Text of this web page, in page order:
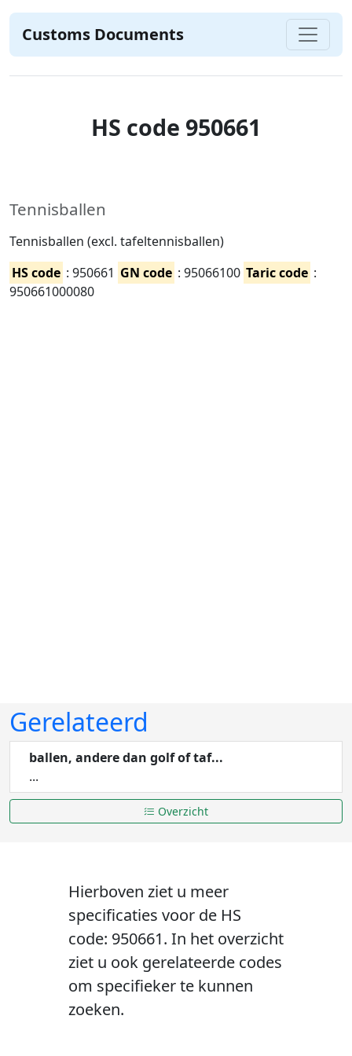
Customs Documents
HS code 950661
Tennisballen
Tennisballen (excl. tafeltennisballen)
HS code : 950661 GN code : 95066100 Taric code :
950661000080
Gerelateerd
ballen, andere dan golf of taf...
...
Overzicht
Hierboven ziet u meer
specificaties voor de HS
code: 950661. In het overzicht
ziet u ook gerelateerde codes
om specifieker te kunnen
zoeken.